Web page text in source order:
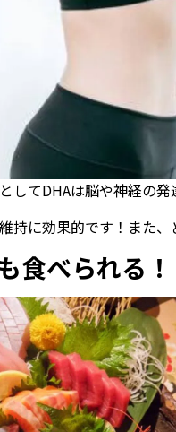
してDHAは脳や神経の発
持に効果的です！また
食べられる！